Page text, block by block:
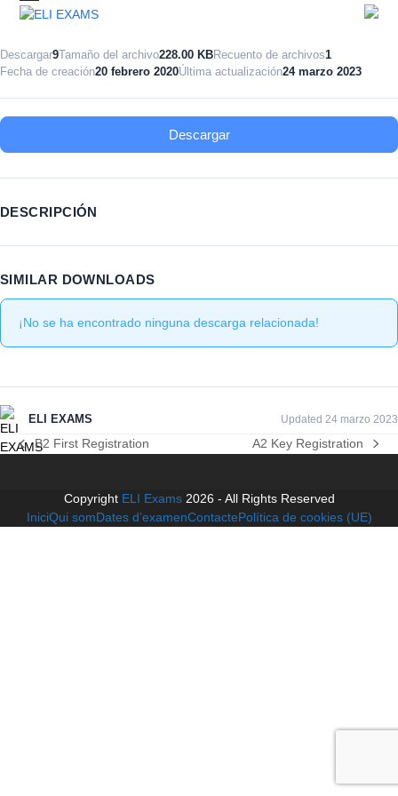
Skip
Open
mobile
menu
Close
mobile
menu
Descargar9Tamaño del archivo228.00 KBRecuento de archivos1
Fecha de creación20 febrero 2020Última actualización24 marzo 2023
Descargar
DESCRIPCIÓN
SIMILAR DOWNLOADS
¡No se ha encontrado ninguna descarga relacionada!
ELI EXAMS Updated 24 marzo 2023
previous
B2 First Registration
next
A2 Key Registration
Copyright ELI Exams2026 - All Rights Reserved
IniciQui somDates d’examenContactePolítica de cookies (UE)